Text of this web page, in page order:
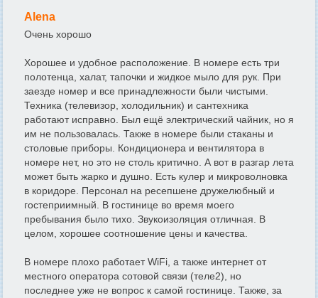
Alena
Очень хорошо
Хорошее и удобное расположение. В номере есть три
полотенца, халат, тапочки и жидкое мыло для рук. При
заезде номер и все принадлежности были чистыми.
Техника (телевизор, холодильник) и сантехника
работают исправно. Был ещё электрический чайник, но я
им не пользовалась. Также в номере были стаканы и
столовые приборы. Кондиционера и вентилятора в
номере нет, но это не столь критично. А вот в разгар лета
может быть жарко и душно. Есть кулер и микроволновка
в коридоре. Персонал на ресепшене дружелюбный и
гостеприимный. В гостинице во время моего
пребывания было тихо. Звукоизоляция отличная. В
целом, хорошее соотношение цены и качества.
В номере плохо работает WiFi, а также интернет от
местного оператора сотовой связи (теле2), но
последнее уже не вопрос к самой гостинице. Также, за